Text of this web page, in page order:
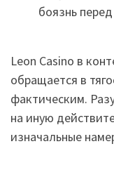
боязнь
Leon Casino в
обращается в
фактическим.
на иную
изначальные